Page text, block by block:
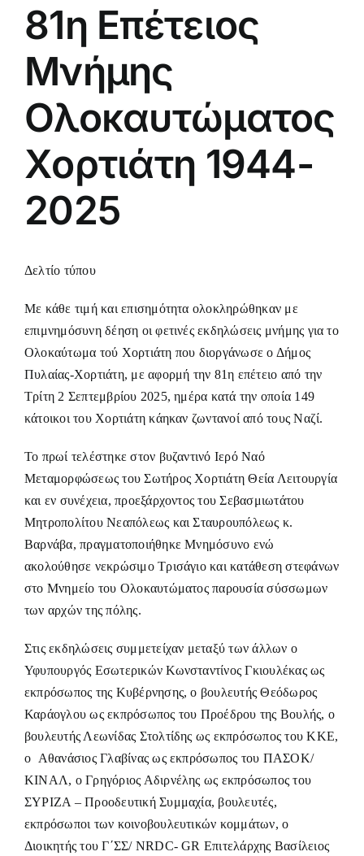
81η Επέτειος
Μνήμης
Ολοκαυτώματος
Χορτιάτη 1944-
2025
Δελτίο τύπου
Με κάθε τιμή και επισημότητα ολοκληρώθηκαν με
επιμνημόσυνη δέηση οι φετινές εκδηλώσεις μνήμης για το
Ολοκαύτωμα τού Χορτιάτη που διοργάνωσε ο Δήμος
Πυλαίας-Χορτιάτη, με αφορμή την 81η επέτειο από την
Τρίτη 2 Σεπτεμβρίου 2025, ημέρα κατά την οποία 149
κάτοικοι του Χορτιάτη κάηκαν ζωντανοί από τους Ναζί.
Το πρωί τελέστηκε στον βυζαντινό Ιερό Ναό
Μεταμορφώσεως του Σωτήρος Χορτιάτη Θεία Λειτουργία
και εν συνέχεια, προεξάρχοντος του Σεβασμιωτάτου
Μητροπολίτου Νεαπόλεως και Σταυρουπόλεως κ.
Βαρνάβα, πραγματοποιήθηκε Μνημόσυνο ενώ
ακολούθησε νεκρώσιμο Τρισάγιο και κατάθεση στεφάνων
στο Μνημείο του Ολοκαυτώματος παρουσία σύσσωμων
των αρχών της πόλης.
Στις εκδηλώσεις συμμετείχαν μεταξύ των άλλων ο
Υφυπουργός Εσωτερικών Κωνσταντίνος Γκιουλέκας ως
εκπρόσωπος της Κυβέρνησης, ο βουλευτής Θεόδωρος
Καράογλου ως εκπρόσωπος του Προέδρου της Βουλής, ο
βουλευτής Λεωνίδας Στολτίδης ως εκπρόσωπος του ΚΚΕ,
ο Αθανάσιος Γλαβίνας ως εκπρόσωπος του ΠΑΣΟΚ/
ΚΙΝΑΛ, ο Γρηγόριος Αδιρνέλης ως εκπρόσωπος του
ΣΥΡΙΖΑ – Προοδευτική Συμμαχία, βουλευτές,
εκπρόσωποι των κοινοβουλευτικών κομμάτων, ο
Διοικητής του Γ΄ΣΣ/ NRDC- GR Επιτελάρχης Βασίλειος